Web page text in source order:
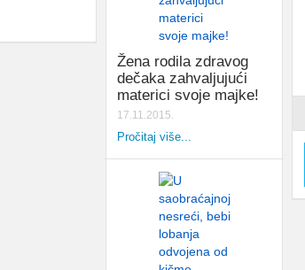
Žena rodila zdravog
dečaka zahvaljujući
materici svoje majke!
17.11.2015.
Pročitaj više...